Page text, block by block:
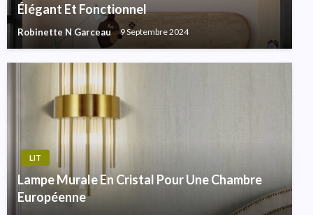
Élégant Et Fonctionnel
Robinette N Garceau 9 Septembre 2024
LIT
Lampe Murale En Cristal Pour Une Chambre
Européenne